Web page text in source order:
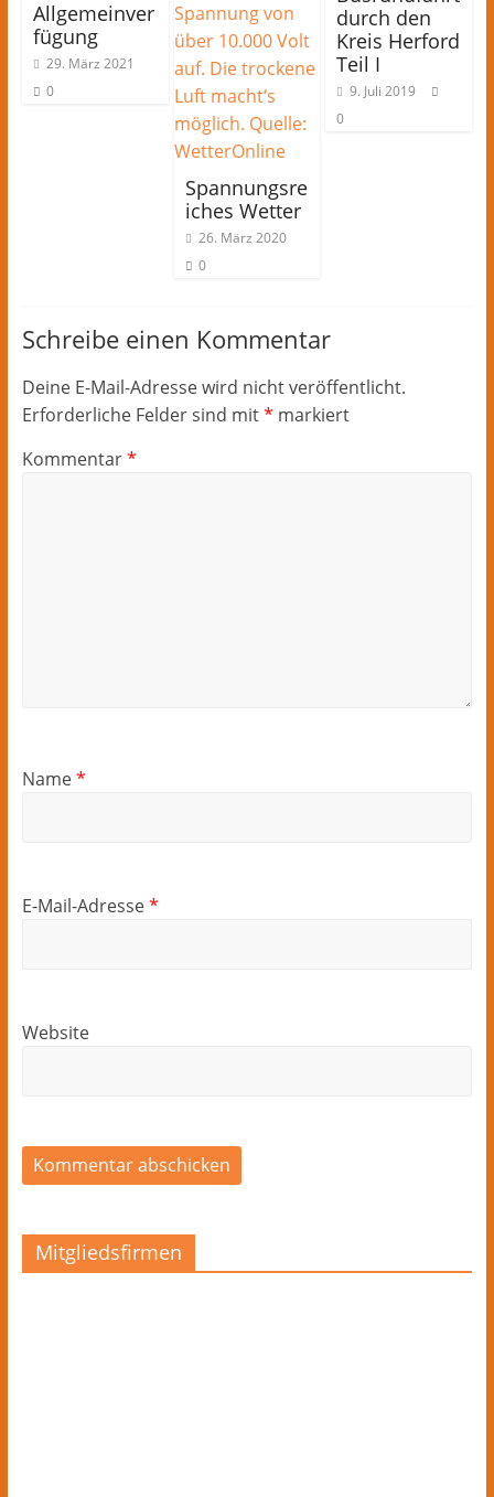
Allgemeinver
fügung
29. März 2021
0
Spannungsre
iches Wetter
26. März 2020
0
durch den
Kreis Herford
Teil I
9. Juli 2019
0
Schreibe einen Kommentar
Deine E-Mail-Adresse wird nicht veröffentlicht.
Erforderliche Felder sind mit* markiert
Kommentar*
Name*
E-Mail-Adresse*
Website
Mitgliedsfirmen